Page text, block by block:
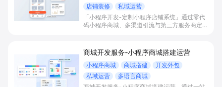
店铺装修
私域运营
「小程序开发-定制小程序店铺系统」通过零代
码小程序商城、多渠道引流与第三方服务商定制
私域运营场景，提升获客与复购，实现线上生意
增长。
商城开发服务-小程序商城搭建运营
小程序商城 商城搭建
开发外包
私域运营
多语言商城